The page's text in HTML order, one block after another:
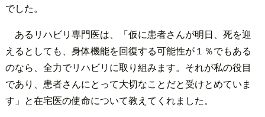
でした。
あるリハビリ専門医は、「仮に患者さんが明日、死を迎
えるとしても、身体機能を回復する可能性が１％でもある
のなら、全力でリハビリに取り組みます。それが私の役目
であり、患者さんにとって大切なことだと受けとめていま
す」と在宅医の使命について教えてくれました。